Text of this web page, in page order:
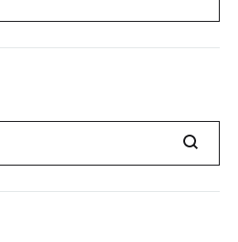
Search